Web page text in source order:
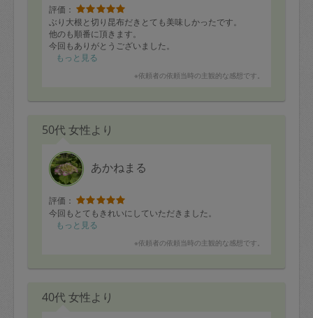
評価：
ぶり大根と切り昆布だきとても美味しかったです。
他のも順番に頂きます。
今回もありがとうございました。
もっと見る
※依頼者の依頼当時の主観的な感想です。
50代 女性より
あかねまる
評価：
今回もとてもきれいにしていただきました。
もっと見る
※依頼者の依頼当時の主観的な感想です。
40代 女性より